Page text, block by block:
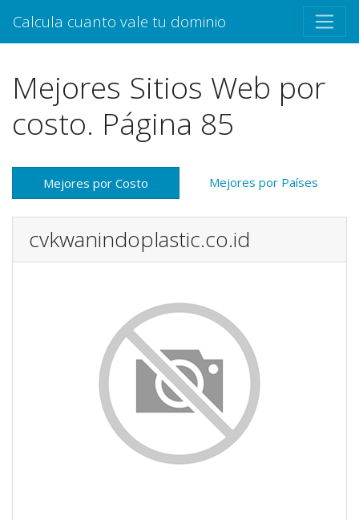
Calcula cuanto vale tu dominio
Mejores Sitios Web por
costo. Página 85
Mejores por Costo Mejores por Países
cvkwanindoplastic.co.id